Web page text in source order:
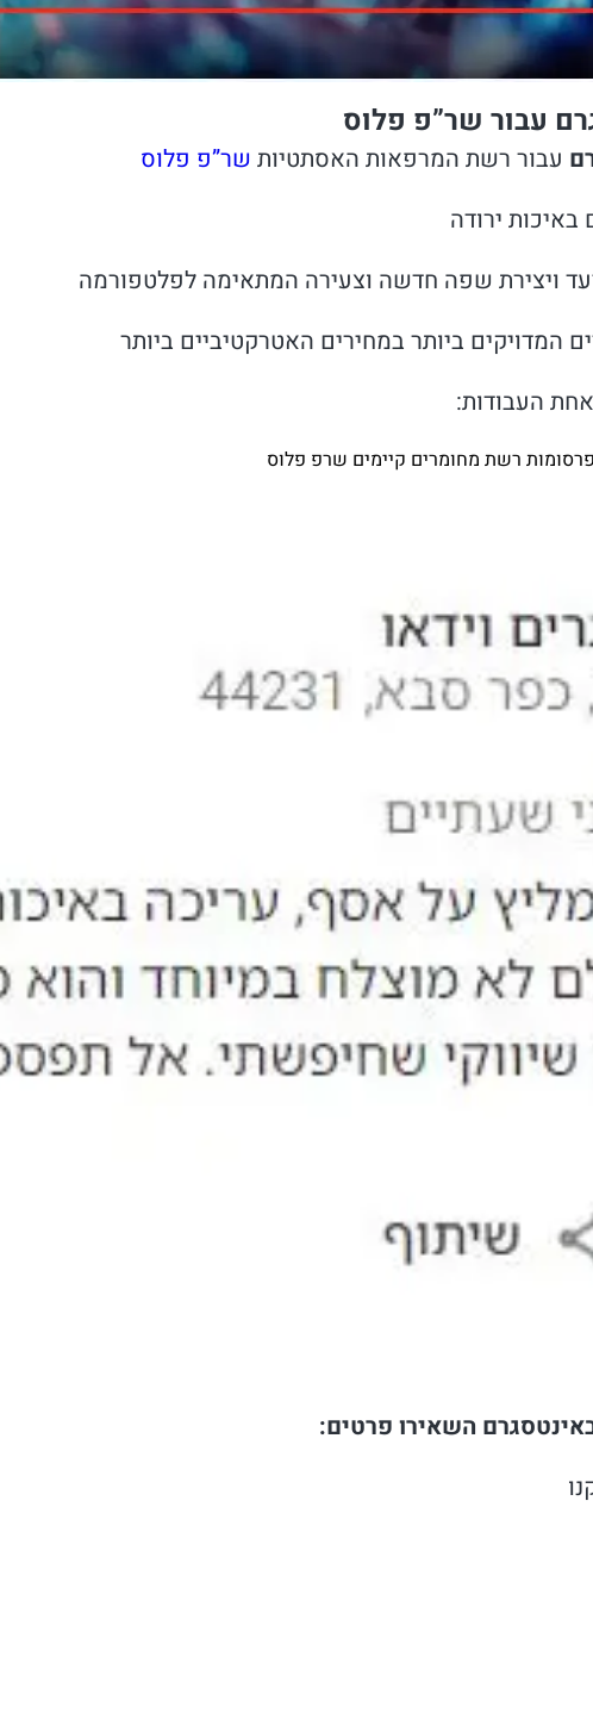
עבור שר”פ פלוס
עבור רשת המרפאות האסתטיות שר”פ פלוס
ירודה
ויצירת שפה חדשה וצעירה המתאימה לפלטפורמה
המדויקים ביותר במחירים האטרקטיביים ביותר
העבודות:
רשת מחומרים קיימים שרפ פלוס
השאירו פרטים: